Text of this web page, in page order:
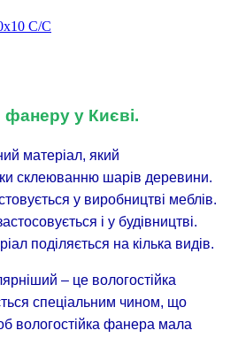
C/C
фанеру у Києві.
матеріал, який
склеюванню шарів деревини.
у виробництві меблів.
і у будівництві.
поділяється на кілька видів.
– це вологостійка
спеціальним чином, що
вологостійка фанера мала